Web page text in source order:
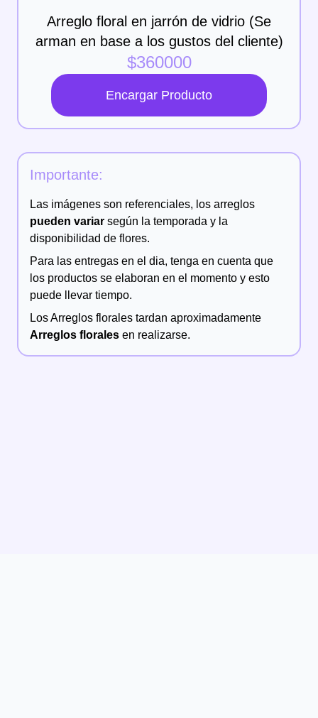
Arreglo floral en jarrón de vidrio (Se
arman en base a los gustos del cliente)
$360000
Encargar Producto
Importante:
Las imágenes son referenciales, los arreglos
pueden variar según la temporada y la
disponibilidad de flores.
Para las entregas en el dia, tenga en cuenta que
los productos se elaboran en el momento y esto
puede llevar tiempo.
LosArreglos florales tardan aproximadamente
Arreglos florales en realizarse.